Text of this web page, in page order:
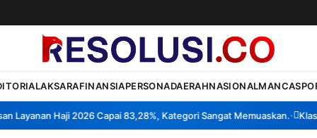
AKSARAFINANSIAPERSONADAERAHNASIONALMANCA
Haji 2026 Capai 83,28%, Kategori Sangat Memuaskan.• Klaster